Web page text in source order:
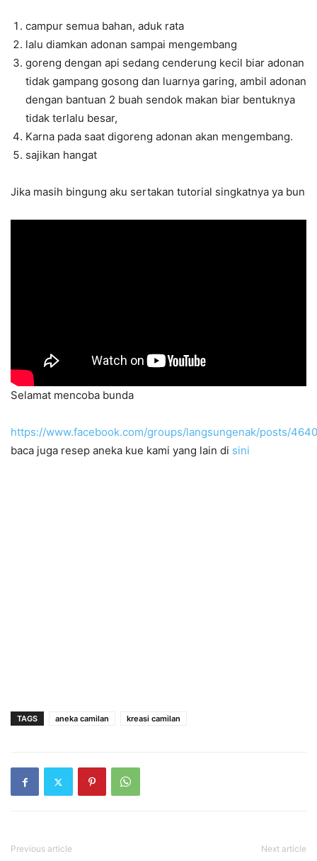
campur semua bahan, aduk rata
lalu diamkan adonan sampai mengembang
goreng dengan api sedang cenderung kecil biar adonan
tidak gampang gosong dan luarnya garing, ambil adonan
dengan bantuan 2 buah sendok makan biar bentuknya
tidak terlalu besar,
Karna pada saat digoreng adonan akan mengembang.
sajikan hangat
Jika masih bingung aku sertakan tutorial singkatnya ya bun
Selamat mencoba bunda
https://www.facebook.com/groups/langsungenak/posts/
baca juga resep aneka kue kami yang lain di sini
TAGS aneka camilan kreasi camilan
Previous article Next article